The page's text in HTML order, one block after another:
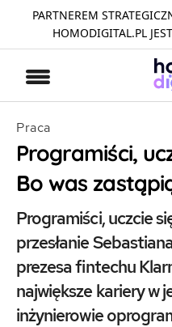
PARTNEREM
HOMODIGITAL.PL JEST
Praca
Programiści,
Bo was
Programiści, uczcie
przesłanie
prezesa fintechu
największe kariery w
inżynierowie